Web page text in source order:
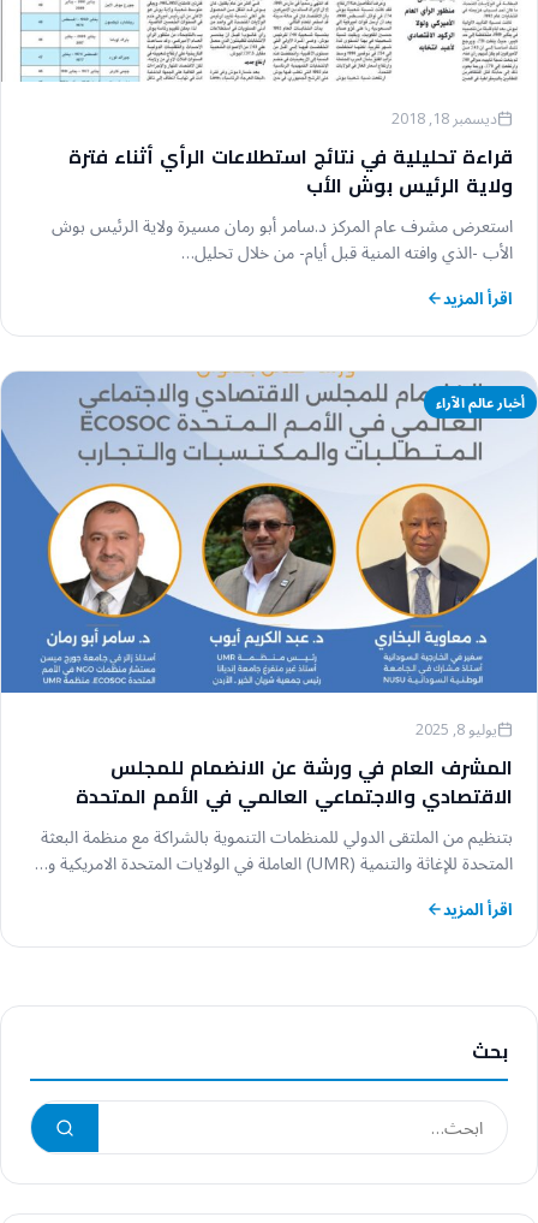
ديسمبر 18, 2018
قراءة تحليلية في نتائج استطلاعات الرأي أثناء فترة
ولاية الرئيس بوش الأب
استعرض مشرف عام المركز د.سامر أبو رمان مسيرة ولاية الرئيس بوش
الأب -الذي وافته المنية قبل أيام- من خلال تحليل…
اقرأ المزيد
أخبار عالم الآراء
يوليو 8, 2025
المشرف العام في ورشة عن الانضمام للمجلس
الاقتصادي والاجتماعي العالمي في الأمم المتحدة
بتنظيم من الملتقى الدولي للمنظمات التنموية بالشراكة مع منظمة البعثة
المتحدة للإغاثة والتنمية (UMR) العاملة في الولايات المتحدة الامريكية و…
اقرأ المزيد
بحث